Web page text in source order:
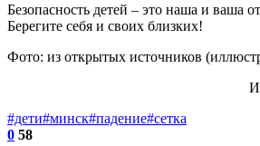
Безопасность детей – это наша и ваша
Берегите себя и своих близких!
Фото: из открытых источников
#дети#минск#падение#сетка
0 58